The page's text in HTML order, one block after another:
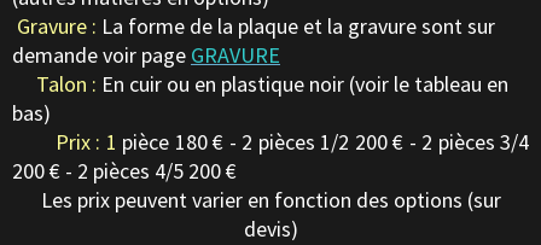
Gravure : La forme de la plaque et la gravure sont sur
demande voir page GRAVURE
Talon : En cuir ou en plastique noir (voir le tableau en
bas)
Prix : 1 pièce 180 € - 2 pièces 1/2 200 € - 2 pièces 3/4
200 € - 2 pièces 4/5 200 €
Les prix peuvent varier en fonction des options (sur
devis)